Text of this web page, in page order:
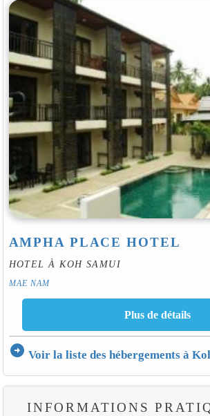
AMPHA PLACE HOTEL
HOTEL À KOH SAMUI
MAE NAM
arrow_circle_right Voir la liste des hébergements à
INFORMATIONS